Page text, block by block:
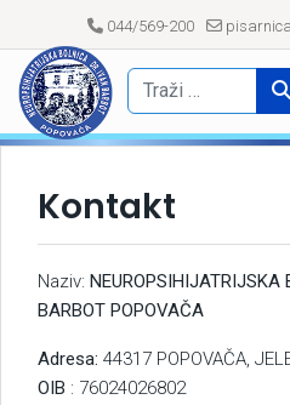
044/569-200
Kontakt
Naziv: NEUROPSIHIJATRIJSKA
BARBOT POPOVAČA
Adresa: 44317 POPOVAČA,
OIB : 76024026802